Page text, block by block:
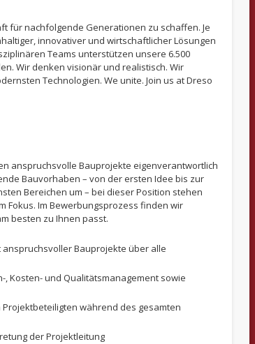
für nachfolgende Generationen zu schaffen. Je
innovativer und wirtschaftlicher Lösungen
Teams unterstützen unsere 6.500
Wir denken visionär und realistisch. Wir
Technologien. We unite. Join us at Dreso
anspruchsvolle Bauprojekte eigenverantwortlich
Bauvorhaben – von der ersten Idee bis zur
Bereichen um – bei dieser Position stehen
Fokus. Im Bewerbungsprozess finden wir
besten zu Ihnen passt.
Bauprojekte über alle
Kosten- und Qualitätsmanagement sowie
während des gesamten
der Projektleitung